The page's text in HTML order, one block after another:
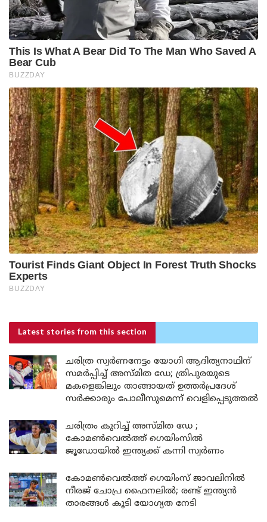
Latest stories from this section
ചരിത്ര സ്വർണനേട്ടം യോഗി ആദിത്യനാഥിന്
സമർപ്പിച്ച് അസ്മിത ഡേ; ത്രിപുരയുടെ
മകളെങ്കിലും താങ്ങായത് ഉത്തർപ്രദേശ്
സർക്കാരും പോലീസുമെന്ന് വെളിപ്പെടുത്തൽ
ചരിത്രം കുറിച്ച് അസ്മിത ഡേ ;
കോമൺവെൽത്ത് ഗെയിംസിൽ
ജൂഡോയിൽ ഇന്ത്യക്ക് കന്നി സ്വർണം
കോമൺവെൽത്ത് ഗെയിംസ് ജാവലിനിൽ
നീരജ് ചോപ്ര ഫൈനലിൽ; രണ്ട് ഇന്ത്യൻ
താരങ്ങൾ കൂടി യോഗ്യത നേടി